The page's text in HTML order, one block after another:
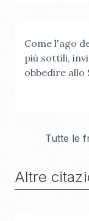
Come l'ago
più sottili,
obbedire allo
Tutte le
Altre